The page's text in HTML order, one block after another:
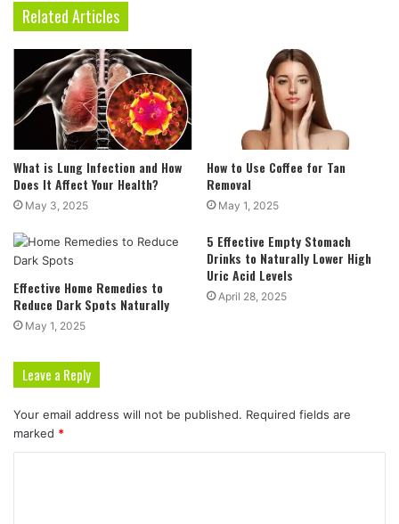
Related Articles
What is Lung Infection and How
Does It Affect Your Health?
May 3, 2025
How to Use Coffee for Tan
Removal
May 1, 2025
Effective Home Remedies to
Reduce Dark Spots Naturally
May 1, 2025
5 Effective Empty Stomach
Drinks to Naturally Lower High
Uric Acid Levels
April 28, 2025
Leave a Reply
Your email address will not be published. Required fields are
marked *